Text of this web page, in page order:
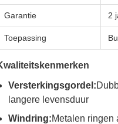
Garantie 2
Toepassing
Versterkingsgordel:
langere levensduur
Windring:Metalen ringen